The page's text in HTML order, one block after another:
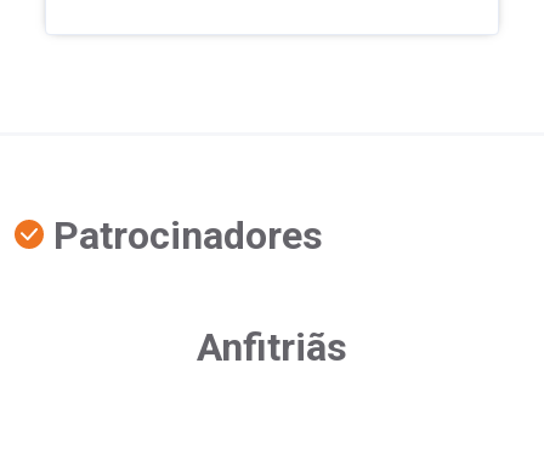
Patrocinadores
Anfitriãs